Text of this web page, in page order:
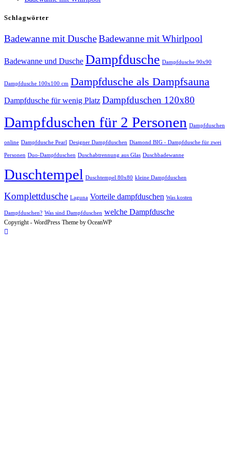
Schlagwörter
Badewanne mit DuscheBadewanne mit Whirlpool
Badewanne und Dusche Dampfdusche Dampfdusche 90x90
Dampfdusche 100x100 cm Dampfdusche als Dampfsauna
Dampfdusche für wenig Platz Dampfduschen 120x80
Dampfduschen für 2 Personen Dampfduschen
online Dampfdusche Pearl Designer Dampfduschen Diamond BIG - Dampfdusche für zwei
Personen Duo-Dampfduschen Duschabtrennung aus Glas Duschbadewanne
Duschtempel Duschtempel 80x80 kleine Dampfduschen
Komplettdusche Laguna Vorteile dampfduschen Was kosten
Dampfduschen? Was sind Dampfduschen welche Dampfdusche
Copyright - WordPress Theme by OceanWP